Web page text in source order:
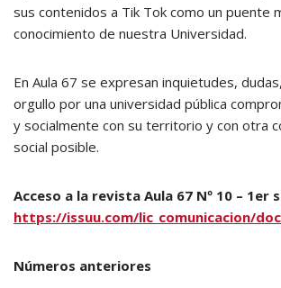
sus contenidos a Tik Tok como un puente
conocimiento de nuestra Universidad.
En Aula 67 se expresan inquietudes,
orgullo por una universidad pública
y socialmente con su territorio y con otra
social posible.
Acceso a la revista Aula 67 Nº 10 – 1er
https://issuu.com/lic_comunicacion/
Números anteriores